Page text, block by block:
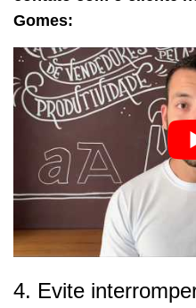
Gomes:
4. Evite